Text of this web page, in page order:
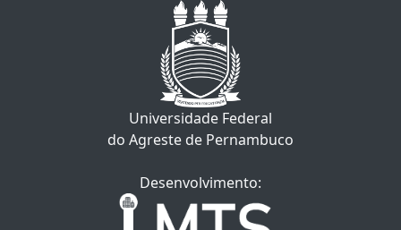
Universidade Federal
do Agreste de Pernambuco
Desenvolvimento: